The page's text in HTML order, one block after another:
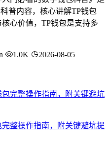
普内容，核心讲解TP钱包
核心价值，TP钱包是支持多
1.0K 2026-08-05
整操作指南，附关键避坑提